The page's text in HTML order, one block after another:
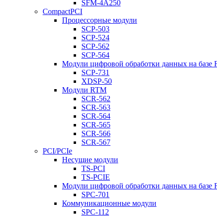
SFM-4A250
CompactPCI
Процессорные модули
SCP-503
SCP-524
SCP-562
SCP-564
Модули цифровой обработки данных на базе
SCP-731
XDSP-50
Модули RTM
SCR-562
SCR-563
SCR-564
SCR-565
SCR-566
SCR-567
PCI/PCIe
Несущие модули
TS-PCI
TS-PCIE
Модули цифровой обработки данных на базе
SPC-701
Коммуникационные модули
SPC-112